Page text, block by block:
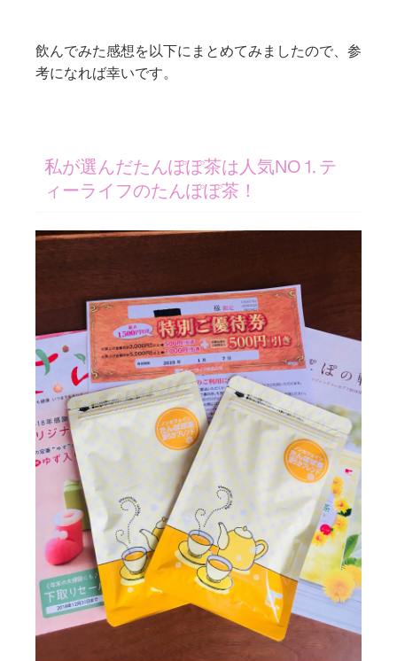
飲んでみた感想を以下にまとめてみましたので、参
考になれば幸いです。
私が選んだたんぽぽ茶は人気NO⒈テ
ィーライフのたんぽぽ茶！